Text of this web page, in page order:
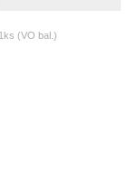
(VO bal.)